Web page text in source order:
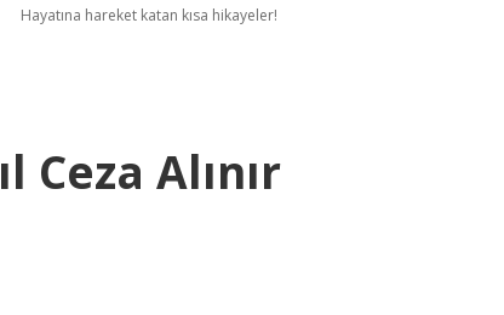
Hayatına hareket katan kısa hikayeler!
Ceza Alınır